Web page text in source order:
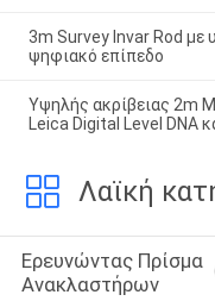
3m Survey Invar Rod με
ψηφιακό επίπεδο
Υψηλής ακρίβειας 2m
Leica Digital Level DNA
Λαϊκή
Ερευνώντας Πρίσμα
Ανακλαστήρων